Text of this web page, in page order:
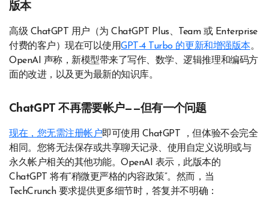
版本
高级 ChatGPT 用户（为 ChatGPT Plus、Team 或 Enterprise
付费的客户）现在可以使用GPT-4 Turbo 的更新和增强版本。
OpenAI 声称，新模型带来了写作、数学、逻辑推理和编码方
面的改进，以及更为最新的知识库。
ChatGPT 不再需要帐户——但有一个问题
现在，您无需注册帐户即可使用 ChatGPT ，但体验不会完全
相同。您将无法保存或共享聊天记录、使用自定义说明或与
永久帐户相关的其他功能。OpenAI 表示，此版本的
ChatGPT 将有“稍微更严格的内容政策”。然而，当
TechCrunch 要求提供更多细节时，答复并不明确：